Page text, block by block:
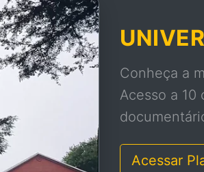
Conheça a
Acesso a 10
Acessar